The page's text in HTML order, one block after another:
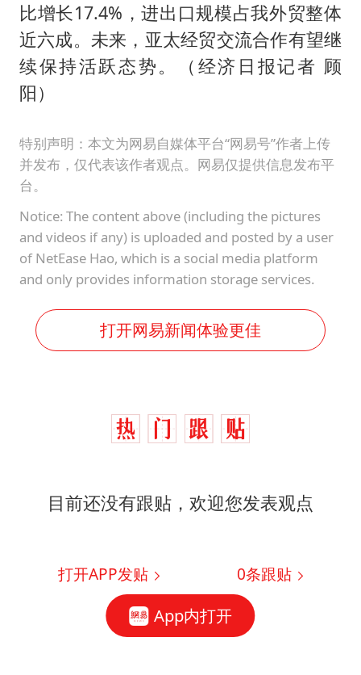
比增长17.4%，进出口规模占我外贸整体
近六成。未来，亚太经贸交流合作有望继
续保持活跃态势。（经济日报记者 顾
阳）
特别声明：本文为网易自媒体平台“网易号”作者上传
并发布，仅代表该作者观点。网易仅提供信息发布平
台。
Notice: The content above (including the pictures
and videos if any) is uploaded and posted by a user
of NetEase Hao, which is a social media platform
and only provides information storage services.
打开网易新闻体验更佳
目前还没有跟贴，欢迎您发表观点
打开APP发贴 0条跟贴
App内打开